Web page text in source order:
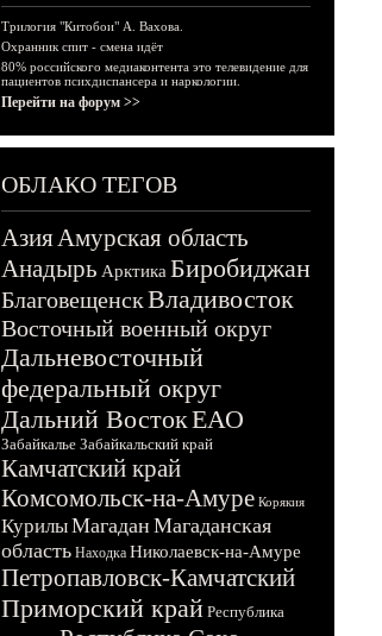
Трилогия "Китобои" А. Вахова.
Охранник спит - смена идёт
80% российского медиаконтента это телевидение для
пациентов психдиспансера и наркологии.
Перейти на форум >>
ОБЛАКО ТЕГОВ
АзияАмурская область
Анадырь Арктика Биробиджан
БлаговещенскВладивосток
Восточный военный округ
Дальневосточный
федеральный округ
Дальний ВостокЕАО
Забайкалье Забайкальский край
Камчатский край
Комсомольск-на-Амуре Корякия
КурилыМагадан Магаданская
область Находка Николаевск-на-Амуре
Петропавловск-Камчатский
Приморский край Республика